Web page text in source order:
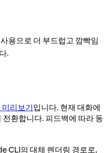
용으로 더 부드럽고 깜빡임
.
미리보기입니다. 현재 대화에
전환합니다. 피드백에 따라 동
CLI의 대체 렌더링 경로로,